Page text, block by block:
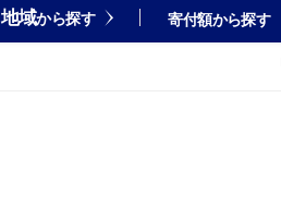
地域から探す 寄付額から探す